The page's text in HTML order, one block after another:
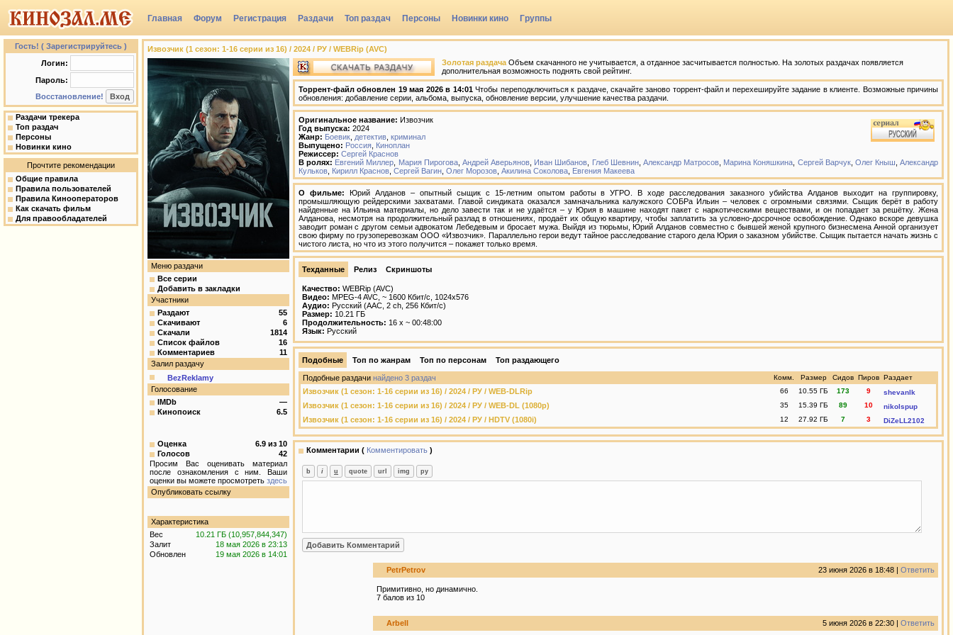
Главная Форум Регистрация Раздачи Топ раздач Персоны Новинки кино Группы
Гость! ( Зарегистрируйтесь )
Логин:
Пароль:
Восстановление!
Раздачи трекера
Топ раздач
Персоны
Новинки кино
Прочтите рекомендации
Общие правила
Правила пользователей
Правила Кинооператоров
Как скачать фильм
Для правообладателей
Извозчик (1 сезон: 1-16 серии из 16) / 2024 / РУ / WEBRip (AVC)
Меню раздачи
Все серии
Добавить в закладки
Участники
Раздают
55
Скачивают
6
Скачали
1814
Список файлов
16
Комментариев
11
Залил раздачу
BezReklamy
Голосование
IMDb
—
Кинопоиск
6.5
Оценка 6.9 из 10
Голосов
42
Просим Вас оценивать материал
после ознакомления с ним. Ваши
оценки вы можете просмотреть здесь
Опубликовать ссылку
Характеристика
Вес
10.21 ГБ (10,957,844,347)
Залит
18 мая 2026 в 23:13
Обновлен
19 мая 2026 в 14:01
Золотая раздача Объем скачанного не учитывается, а отданное засчитывается полностью. На золотых раздачах появляется
дополнительная возможность поднять свой рейтинг.
Торрент-файл обновлен 19 мая 2026 в 14:01Чтобы переподключиться к раздаче, скачайте заново торрент-файл и перехешируйте задание в клиенте. Возможные причины
обновления: добавление серии, альбома, выпуска, обновление версии, улучшение качества раздачи.
Оригинальное название: Извозчик
Год выпуска: 2024
Жанр: Боевик детектив криминал
Выпущено: Россия Киноплан
Режиссер: Сергей Краснов
В ролях: Евгений Миллер Мария Пирогова, Андрей Аверьянов Иван Шибанов Глеб Шевнин, Александр Матросов Марина Коняшкина Сергей Варчук, Олег Кныш ,Александр
Кульков Кирилл Краснов Сергей Вагин Олег Морозов Акилина Соколова Евгения Макеева
О фильме: Юрий Алданов – опытный сыщик с 15-летним опытом работы в УГРО. В ходе расследования заказного убийства Алданов выходит на группировку,
промышляющую рейдерскими захватами. Главой синдиката оказался замначальника калужского СОБРа Ильин – человек с огромными связями. Сыщик берёт в работу
найденные на Ильина материалы, но дело завести так и не удаётся – у Юрия в машине находят пакет с наркотическими веществами, и он попадает за решётку. Жена
Алданова, несмотря на продолжительный разлад в отношениях, продаёт их общую квартиру, чтобы заплатить за условно-досрочное освобождение. Однако вскоре девушка
заводит роман с другом семьи адвокатом Лебедевым и бросает мужа. Выйдя из тюрьмы, Юрий Алданов совместно с бывшей женой крупного бизнесмена Анной организует
свою фирму по грузоперевозкам ООО «Извозчик». Параллельно герои ведут тайное расследование старого дела Юрия о заказном убийстве. Сыщик пытается начать жизнь с
чистого листа, но что из этого получится – покажет только время.
Техданные Релиз Скриншоты
Качество: WEBRip (AVC)
Видео: MPEG-4 AVC, ~ 1600 Кбит/с, 1024x576
Аудио: Русский (AAC, 2 ch, 256 Кбит/с)
Размер: 10.21 ГБ
Продолжительность: 16 х ~ 00:48:00
Язык: Русский
Подобные Топ по жанрам Топ по персонам Топ раздающего
Подобные раздачи найдено 3 раздач Комм. Размер Сидов Пиров Раздает
Извозчик (1 сезон: 1-16 серии из 16) / 2024 / РУ / WEB-DLRip 66 10.55 ГБ 173 9 shevanlk
Извозчик (1 сезон: 1-16 серии из 16) / 2024 / РУ / WEB-DL (1080p) 35 15.39 ГБ 89 10 nikolspup
Извозчик (1 сезон: 1-16 серии из 16) / 2024 / РУ / HDTV (1080i) 12 27.92 ГБ 7 3 DiZeLL2102
Комментарии ( Комментировать )
PetrPetrov 23 июня 2026 в 18:48 | Ответить
Примитивно, но динамично.
7 балов из 10
Arbell 5 июня 2026 в 22:30 | Ответить